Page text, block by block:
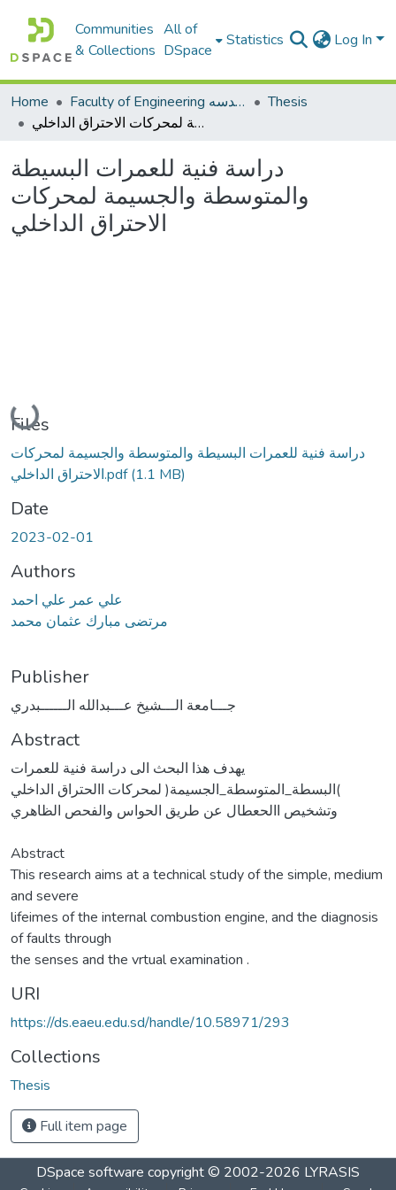
Communities
& Collections
All of
DSpace
Statistics Log In
Home Faculty of Engineering كلية الهندسه
Thesis
دراسة فنية للعمرات البسيطة والمتوسطة والجسيمة لمحركات الاحتراق الداخلي
دراسة فنية للعمرات البسيطة
والمتوسطة والجسيمة لمحركات
الاحتراق الداخلي
Loading...
Files
دراسة فنية للعمرات البسيطة والمتوسطة والجسيمة لمحركات
الاحتراق الداخلي.pdf(1.1 MB)
Date
2023-02-01
Authors
علي عمر علي احمد
مرتضى مبارك عثمان محمد
Publisher
جـــامعة الـــشيخ عـــبدالله الــــــبدري
Abstract
يهدف هذا البحث الى دراسة فنية للعمرات
)البسطة_المتوسطة_الجسيمة( لمحركات االحتراق الداخلي
وتشخيص االحعطال عن طريق الحواس والفحص الظاهري
Abstract
This research aims at a technical study of the simple, medium
and severe
lifeimes of the internal combustion engine, and the diagnosis
of faults through
the senses and the vrtual examination .
URI
https://ds.eaeu.edu.sd/handle/10.58971/293
Collections
Thesis
Full item page
DSpace software copyright © 2002-2026 LYRASIS